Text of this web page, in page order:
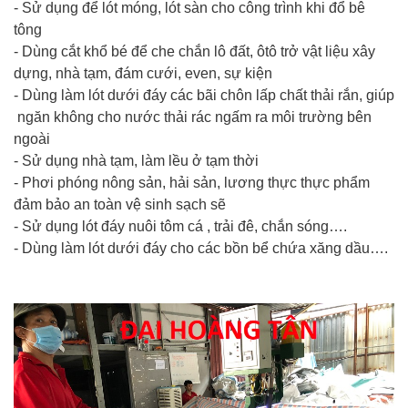
- Sử dụng để lót móng, lót sàn cho công trình khi đổ bê
tông
- Dùng cắt khổ bé để che chắn lô đất, ôtô trở vật liệu xây
dựng, nhà tạm, đám cưới, even, sự kiện
- Dùng làm lót dưới đáy các bãi chôn lấp chất thải rắn, giúp
ngăn không cho nước thải rác ngấm ra môi trường bên
ngoài
- Sử dụng nhà tạm, làm lều ở tạm thời
- Phơi phóng nông sản, hải sản, lương thực thực phẩm
đảm bảo an toàn vệ sinh sạch sẽ
- Sử dụng lót đáy nuôi tôm cá , trải đê, chắn sóng….
- Dùng làm lót dưới đáy cho các bồn bể chứa xăng dầu….